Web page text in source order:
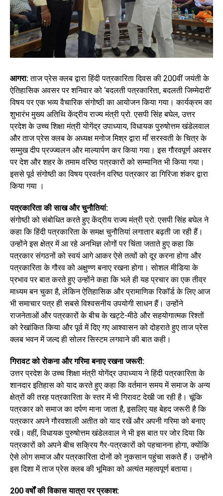
आगरा:ताज प्रेस क्लब द्वारा हिंदी पत्रकारिता दिवस की 200वीं जयंती के
ऐतिहासिक अवसर पर शनिवार को ‘बदलती पत्रकारिता, बदलती जिम्मेदारी’
विषय पर एक भव्य वैचारिक संगोष्ठी का आयोजन किया गया। कार्यक्रम का
शुभारंभ मुख्य अतिथि केंद्रीय राज्य मंत्री प्रो. एसपी सिंह बघेल, उत्तर
प्रदेश के उच्च शिक्षा मंत्री योगेंद्र उपाध्याय, विधायक पुरुषोत्तम खंडेलवाल
और ताज प्रेस क्लब के अध्यक्ष मनोज मिश्र द्वारा माँ सरस्वती के चित्र के
सम्मुख दीप प्रज्ज्वलन और माल्यार्पण कर किया गया। इस गौरवपूर्ण अवसर
पर देश और शहर के तमाम वरिष्ठ पत्रकारों को सम्मानित भी किया गया।
इससे पूर्व संगोष्ठी का विषय प्रवर्तन वरिष्ठ पत्रकार डा गिरिजा शंकर द्वारा
किया गया ।
पत्रकारिता की साख और चुनौतियां:
संगोष्ठी को संबोधित करते हुए केंद्रीय राज्य मंत्री प्रो. एसपी सिंह बघेल ने
कहा कि हिंदी पत्रकारिता के समक्ष चुनौतियां लगातार बढ़ती जा रही हैं।
उन्होंने इस क्षेत्र में आ रहे अनभिज्ञ लोगों पर चिंता जताते हुए कहा कि
पत्रकार संगठनों को स्वयं आगे आकर ऐसे तत्वों को दूर करना होगा और
पत्रकारिता के गौरव को अक्षुण्ण बनाए रखना होगा। सोशल मीडिया के
प्रभाव पर बात करते हुए उन्होंने कहा कि भले ही यह प्रचार का एक तीव्र
माध्यम बन चुका है, लेकिन ऐतिहासिक और प्रामाणिक रिकॉर्ड के लिए आज
भी समाचार पत्र ही सबसे विश्वसनीय उपयोगी साधन हैं। उन्होंने
राजनेताओं और पत्रकारों के बीच के खट्टे-मीठे और सहयोगात्मक रिश्तों
को रेखांकित किया और पूर्व में दिए गए आश्वासन को दोहराते हुए ताज प्रेस
क्लब भवन में जल्द ही सोलर सिस्टम लगवाने की बात कही।
गिरावट को रोकना और गरिमा बनाए रखना जरूरी:
उत्तर प्रदेश के उच्च शिक्षा मंत्री योगेंद्र उपाध्याय ने हिंदी पत्रकारिता के
शानदार इतिहास को याद करते हुए कहा कि वर्तमान समय में समाज के अन्य
क्षेत्रों की तरह पत्रकारिता के स्तर में भी गिरावट देखी जा रही है। चूंकि
पत्रकार को समाज का दर्पण माना जाता है, इसलिए यह बेहद जरूरी है कि
पत्रकार अपने गौरवशाली अतीत को याद रखें और अपनी गरिमा को बनाए
रखें। वहीं, विधायक पुरुषोत्तम खंडेलवाल ने भी इस बात पर जोर दिया कि
पत्रकारों को अपने बीच सक्रिय गैर-पत्रकारों को पहचानना होगा, क्योंकि
ऐसे लोग समाज और पत्रकारिता दोनों को नुकसान पहुंचा सकते हैं। उन्होंने
इस दिशा में ताज प्रेस क्लब की भूमिका को अत्यंत महत्वपूर्ण बताया।
200 वर्षों की विकास यात्रा पर प्रकाश: